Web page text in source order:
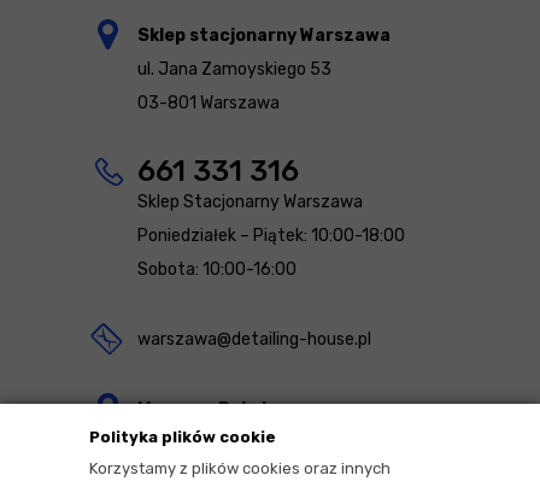
Polityka plików cookie
Korzystamy z plików cookies oraz innych
Sklep stacjonarny Warszawa
ul. Jana Zamoyskiego 53
03-801 Warszawa
661 331 316
Sklep Stacjonarny Warszawa
Poniedziałek – Piątek: 10:00-18:00
Sobota: 10:00-16:00
warszawa@detailing-house.pl
Magazyn Rekcin
Nomos Sp. z o.o. sp.k.
ul. Agrestowa 1